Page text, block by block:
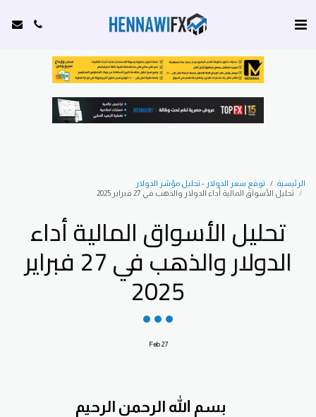
الرئيسية
توقع سعر الدولار - تحليل مؤشر الدولار
تحليل الأسواق المالية أداء الدولار والذهب في 27 فبراير 2025
تحليل الأسواق المالية أداء
الدولار والذهب في 27 فبراير
2025
27
Feb
بسم الله الرحمن الرحيم